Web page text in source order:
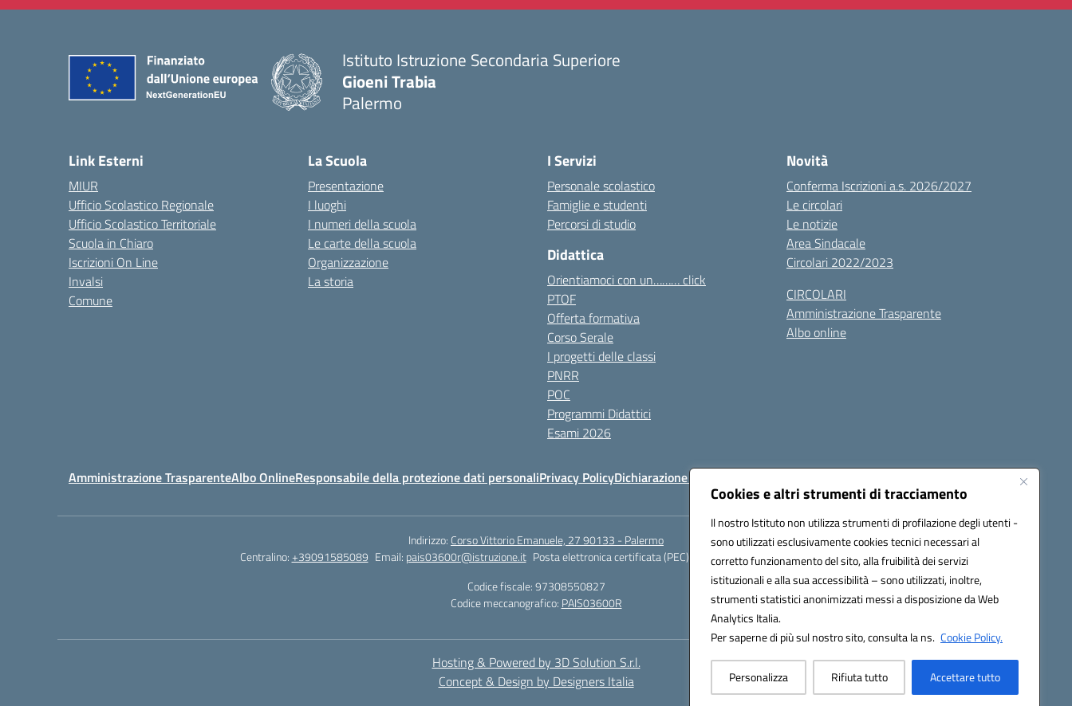
Cookies e altri strumenti di tracciamento
Il nostro Istituto non utilizza strumenti di profilazione degli utenti -
sono utilizzati esclusivamente cookies tecnici necessari al
corretto funzionamento del sito, alla fruibilità dei servizi
istituzionali e alla sua accessibilità – sono utilizzati, inoltre,
strumenti statistici anonimizzati messi a disposizione da Web
Analytics Italia.
Per saperne di più sul nostro sito, consulta la ns. Cookie Policy.
Personalizza Rifiuta tutto Accettare tutto
Istituto Istruzione Secondaria Superiore
Gioeni Trabia
Palermo
Link Esterni
MIUR
Ufficio Scolastico Regionale
Ufficio Scolastico Territoriale
Scuola in Chiaro
Iscrizioni On Line
Invalsi
Comune
La Scuola
Presentazione
I luoghi
I numeri della scuola
Le carte della scuola
Organizzazione
La storia
I Servizi
Personale scolastico
Famiglie e studenti
Percorsi di studio
Didattica
Orientiamoci con un……… click
PTOF
Offerta formativa
Corso Serale
I progetti delle classi
PNRR
POC
Programmi Didattici
Esami 2026
Novità
Conferma Iscrizioni a.s. 2026/2027
Le circolari
Le notizie
Area Sindacale
Circolari 2022/2023
CIRCOLARI
Amministrazione Trasparente
Albo online
Amministrazione TrasparenteAlbo OnlineResponsabile della protezione dati personaliPrivacy PolicyDichiarazione di accessibilità Seguici su:
Indirizzo: Corso Vittorio Emanuele, 27 90133 - Palermo
Centralino:+39091585089 Email: pais03600r@istruzione.it Posta elettronica certificata (PEC):
pais03600r@pec.istruzione.it
Codice fiscale: 97308550827
Codice meccanografico: PAIS03600R
Hosting & Powered by 3D Solution S.r.l.
Concept & Design by Designers Italia